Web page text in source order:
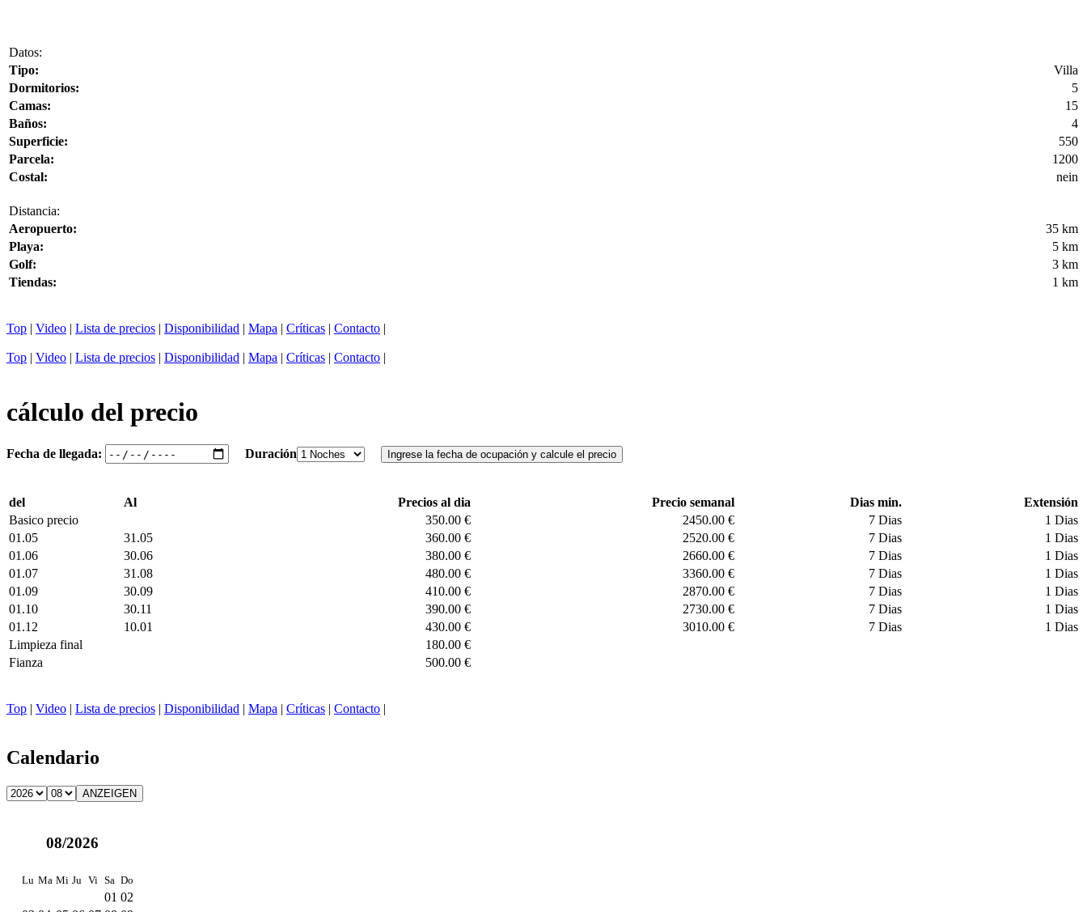
Datos:
Tipo:
Villa
Dormitorios:
5
Camas:
15
Baños:
4
Superficie:
550
Parcela:
1200
Costal:
nein
Distancia:
Aeropuerto:
35 km
Playa:
5 km
Golf:
3 km
Tiendas:
1 km
Top | Video | Lista de precios | Disponibilidad | Mapa | Críticas | Contacto |
Top | Video | Lista de precios | Disponibilidad | Mapa | Críticas | Contacto |
cálculo del precio
Fecha de llegada: Duración
del Al Precios al dia Precio semanal Dias min.
Extensión
Basico precio
350.00 € 2450.00 € 7 Dias
1 Dias
01.05
31.05 360.00 € 2520.00 € 7 Dias
1 Dias
01.06
30.06 380.00 € 2660.00 € 7 Dias
1 Dias
01.07
31.08 480.00 € 3360.00 € 7 Dias
1 Dias
01.09
30.09 410.00 € 2870.00 € 7 Dias
1 Dias
01.10
30.11 390.00 € 2730.00 € 7 Dias
1 Dias
01.12
10.01 430.00 € 3010.00 € 7 Dias
1 Dias
Limpieza final
180.00 €
Fianza
500.00 €
Top | Video | Lista de precios | Disponibilidad | Mapa | Críticas | Contacto |
Calendario
08/2026
Lu Ma Mi Ju Vi Sa Do
01 02